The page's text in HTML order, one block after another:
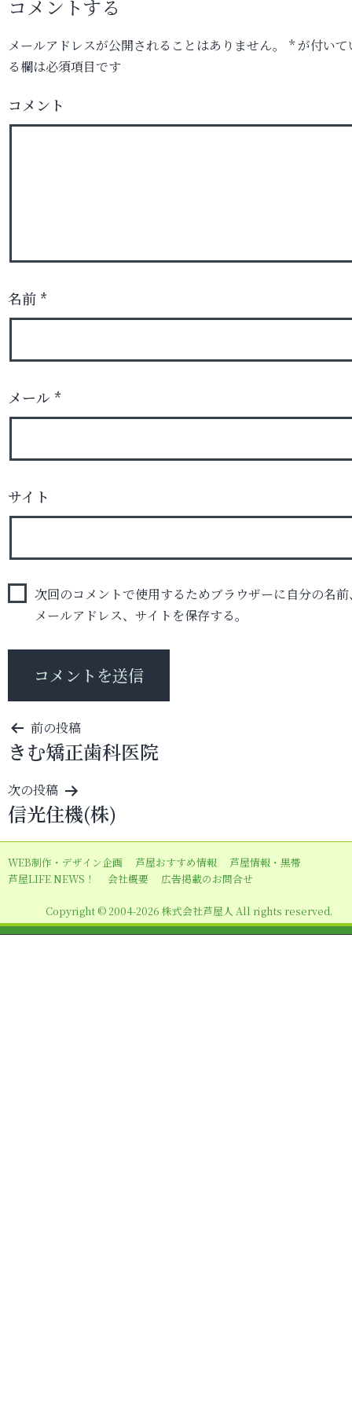
コメントする
メールアドレスが公開されることはありません。 *が付いて
る欄は必須項目です
コメント
名前 *
メール *
サイト
次回のコメントで使用するためブラウザーに自分の名前
メールアドレス、サイトを保存する。
投
稿
ナ
ビ
ゲ
ー
シ
ン
前の投稿
きむ矯正歯科医院
次の投稿
信光住機(株)
WEB制作・デザイン企画 芦屋おすすめ情報
芦屋情報・黒帯
芦屋LIFE NEWS！
会社概要 広告掲載のお問合せ
Copyright © 2004-2026 株式会社芦屋人 All rights reserved.